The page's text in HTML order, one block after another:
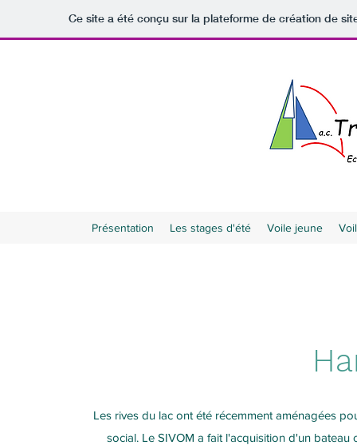
Ce site a été conçu sur la plateforme de création de
Présentation Les stages d'été Voile jeune
Les rives du lac ont été récemment aménagées
social. Le SIVOM a fait l'acquisition d'un